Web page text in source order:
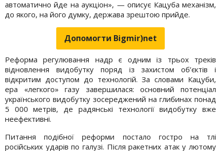
автоматично йде на аукціон», — описує Кацуба механізм,
до якого, на його думку, держава зрештою прийде.
Допомогти Bigmir)net
Реформа регулювання надр є одним із трьох треків
відновлення видобутку поряд із захистом об’єктів і
відкритим доступом до технологій. За словами Кацуби,
ера «легкого» газу завершилася: основний потенціал
українського видобутку зосереджений на глибинах понад
5 000 метрів, де радянські технології видобутку вже
неефективні.
Питання подібної реформи постало гостро на тлі
російських ударів по галузі. Після ракетних атак у лютому